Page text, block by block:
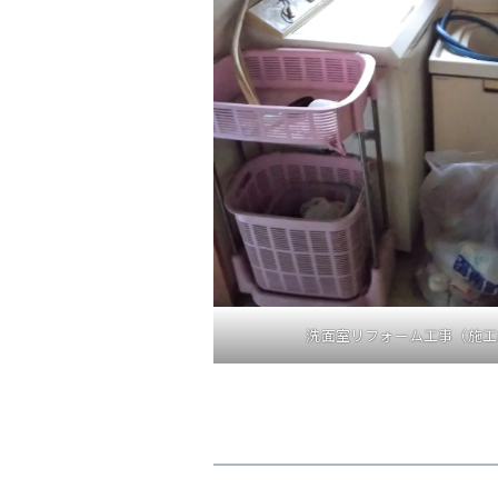
洗面室リフォーム工事（施